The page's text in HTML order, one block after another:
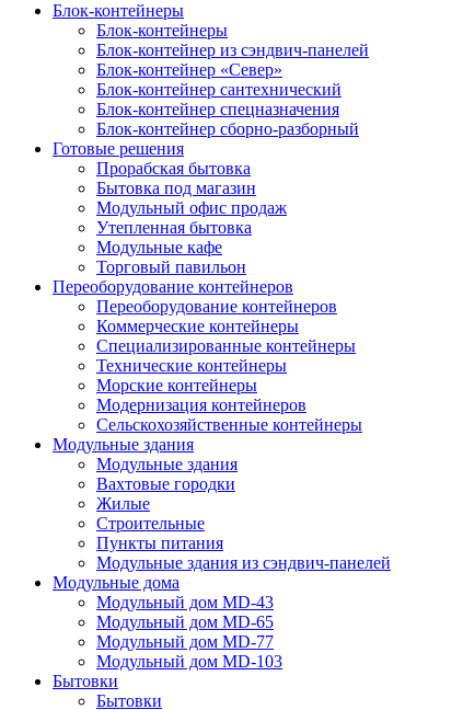
Блок-контейнеры
Блок-контейнеры
Блок-контейнер из сэндвич-панелей
Блок-контейнер «Север»
Блок-контейнер сантехнический
Блок-контейнер спецназначения
Блок-контейнер сборно-разборный
Готовые решения
Прорабская бытовка
Бытовка под магазин
Модульный офис продаж
Утепленная бытовка
Модульные кафе
Торговый павильон
Переоборудование контейнеров
Переоборудование контейнеров
Коммерческие контейнеры
Специализированные контейнеры
Технические контейнеры
Морские контейнеры
Модернизация контейнеров
Сельскохозяйственные контейнеры
Модульные здания
Модульные здания
Вахтовые городки
Жилые
Строительные
Пункты питания
Модульные здания из сэндвич-панелей
Модульные дома
Модульный дом MD-43
Модульный дом MD-65
Модульный дом MD-77
Модульный дом MD-103
Бытовки
Бытовки